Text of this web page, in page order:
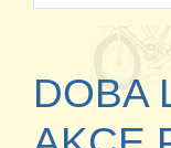
DOBA